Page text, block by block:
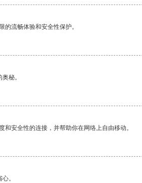
的流畅体验和安全性保护。
秘。
安全性的连接，并帮助你在网络上自由移动。
。